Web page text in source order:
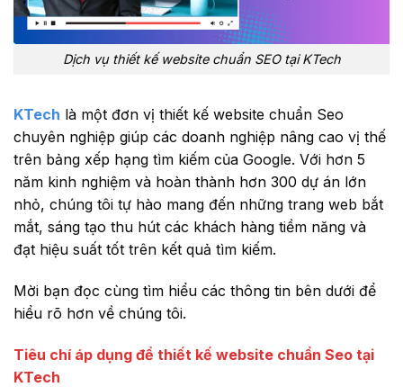
Dịch vụ thiết kế website chuẩn SEO tại KTech
KTech là một đơn vị thiết kế website chuẩn Seo
chuyên nghiệp giúp các doanh nghiệp nâng cao vị thế
trên bảng xếp hạng tìm kiếm của Google. Với hơn 5
năm kinh nghiệm và hoàn thành hơn 300 dự án lớn
nhỏ, chúng tôi tự hào mang đến những trang web bắt
mắt, sáng tạo thu hút các khách hàng tiềm năng và
đạt hiệu suất tốt trên kết quả tìm kiếm.
Mời bạn đọc cùng tìm hiểu các thông tin bên dưới để
hiểu rõ hơn về chúng tôi.
Tiêu chí áp dụng để thiết kế website chuẩn Seo tại
KTech